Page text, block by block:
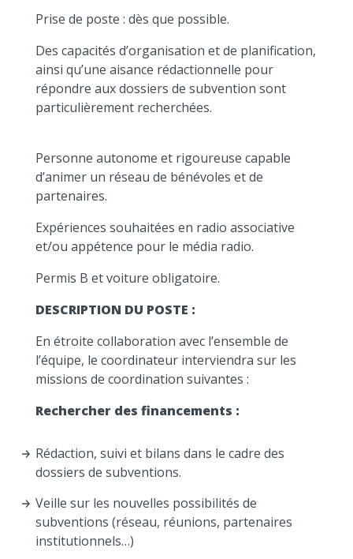
Prise de poste : dès que possible.
Des capacités d’organisation et de planification,
ainsi qu’une aisance rédactionnelle pour
répondre aux dossiers de subvention sont
particulièrement recherchées.
Personne autonome et rigoureuse capable
d’animer un réseau de bénévoles et de
partenaires.
Expériences souhaitées en radio associative
et/ou appétence pour le média radio.
Permis B et voiture obligatoire.
DESCRIPTION DU POSTE :
En étroite collaboration avec l’ensemble de
l’équipe, le coordinateur interviendra sur les
missions de coordination suivantes :
Rechercher des financements :
Rédaction, suivi et bilans dans le cadre des
dossiers de subventions.
Veille sur les nouvelles possibilités de
subventions (réseau, réunions, partenaires
institutionnels…)